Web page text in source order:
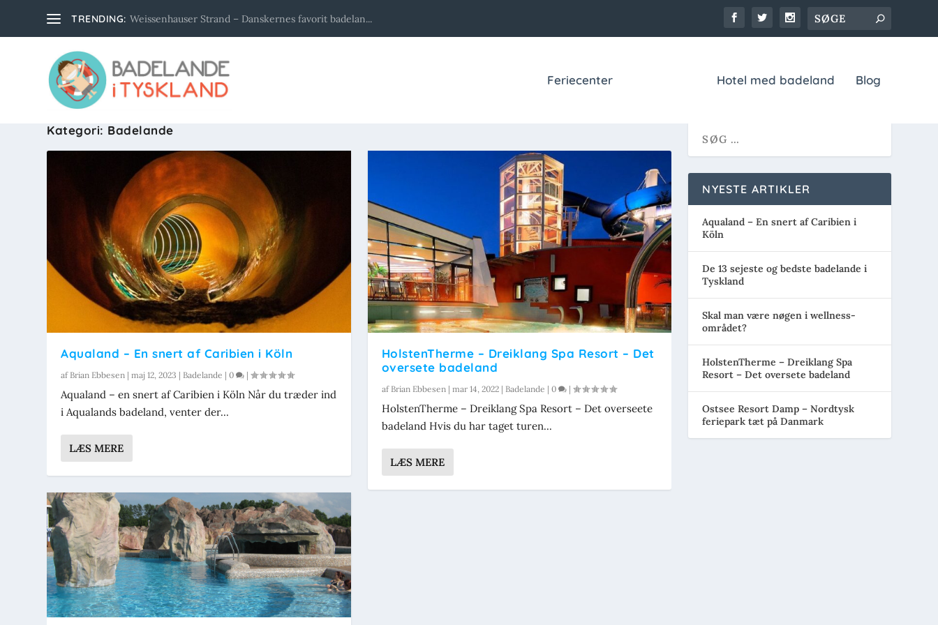
TRENDING: Weissenhauser Strand – Danskernes favorit badelan...
Feriecenter Hotel med badeland Blog
Kategori: Badelande
Aqualand – En snert af Caribien i Köln
af Brian Ebbesen |maj 12, 2023 | Badelande |0 |
Aqualand – en snert af Caribien i Köln Når du træder ind
i Aqualands badeland, venter der...
LÆS MERE
HolstenTherme – Dreiklang Spa Resort – Det
oversete badeland
af Brian Ebbesen| mar 14, 2022| Badelande | 0 |
HolstenTherme – Dreiklang Spa Resort – Det overseete
badeland Hvis du har taget turen...
LÆS MERE
NYESTE ARTIKLER
Aqualand – En snert af Caribien i
Köln
De 13 sejeste og bedste badelande i
Tyskland
Skal man være nøgen i wellness-
området?
HolstenTherme – Dreiklang Spa
Resort – Det oversete badeland
Ostsee Resort Damp – Nordtysk
feriepark tæt på Danmark